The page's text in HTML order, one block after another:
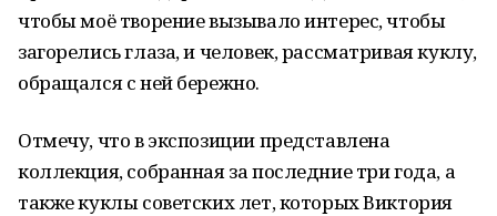
чтобы моё творение вызывало интерес, чтобы
загорелись глаза, и человек, рассматривая куклу,
обращался с ней бережно.
Отмечу, что в экспозиции представлена
коллекция, собранная за последние три года, а
также куклы советских лет, которых Виктория